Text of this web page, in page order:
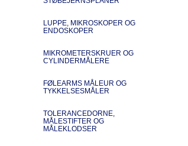
LUPPE, MIKROSKOPER OG
ENDOSKOPER
MIKROMETERSKRUER OG
CYLINDERMÅLERE
FØLEARMS MÅLEUR OG
TYKKELSESMÅLER
TOLERANCEDORNE,
MÅLESTIFTER OG
MÅLEKLODSER